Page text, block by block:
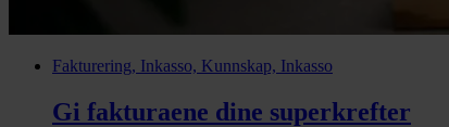
Fakturering, Inkasso, Kunnskap, Inkasso
Gi fakturaene dine superkrefter